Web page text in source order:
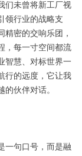
们未曾将新工厂视
领行业的战略支
精密的交响乐团，
，每一寸空间都流
智慧、对标世界一
行的远度，它让我
伙伴对话。
一句口号，而是融